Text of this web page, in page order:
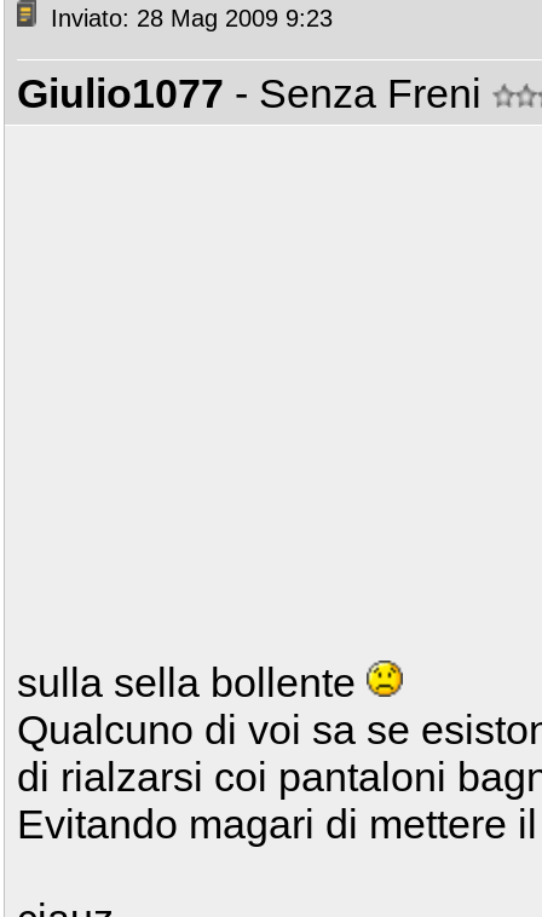
Inviato: 28 Mag 2009 9:23
Giulio1077 - Senza Freni
sulla sella bollente
Qualcuno di voi sa se
di rialzarsi coi pantaloni
Evitando magari di mettere